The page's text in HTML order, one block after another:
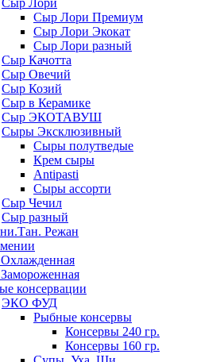
Сыр Лори
Сыр Лори Премиум
Сыр Лори Экокат
Сыр Лори разный
Сыр Качотта
Сыр Овечий
Сыр Козий
Сыр в Керамике
Сыр ЭКОТАВУШ
Сыры Эксклюзивный
Сыры полутведые
Крем сыры
Antipasti
Сыры ассорти
Сыр Чечил
Сыр разный
Режан
консервации
ЭКО ФУД
Рыбные консервы
Консервы 240 гр.
Консервы 160 гр.